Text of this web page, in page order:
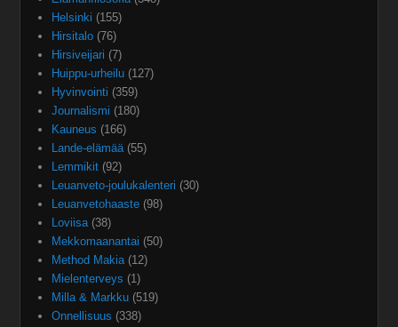
Helsinki (155)
Hirsitalo (76)
Hirsiveijari (7)
Huippu-urheilu (127)
Hyvinvointi (359)
Journalismi (180)
Kauneus (166)
Lande-elämää(55)
Lemmikit (92)
Leuanveto-joulukalenteri (30)
Leuanvetohaaste (98)
Loviisa(38)
Mekkomaanantai (50)
Method Makia(12)
Mielenterveys (1)
Milla & Markku (519)
Onnellisuus (338)